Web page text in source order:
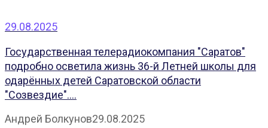
29.08.2025
Государственная телерадиокомпания "Саратов"
подробно осветила жизнь 36-й Летней школы для
одарённых детей Саратовской области
"Созвездие"....
Андрей Болкунов29.08.2025